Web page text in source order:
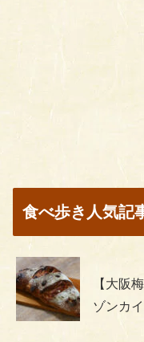
食べ歩き人気記
【大阪
ゾンカ